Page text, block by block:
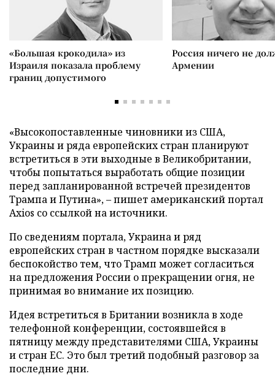
«Большая крокодила» из
Израиля показала проблему
границ допустимого
Россия ничего не
Армении
«Высокопоставленные чиновники из США,
Украины и ряда европейских стран планируют
встретиться в эти выходные в Великобритании,
чтобы попытаться выработать общие позиции
перед запланированной встречей президентов
Трампа и Путина», – пишет американский портал
Axios со ссылкой на источники.
По сведениям портала, Украина и ряд
европейских стран в частном порядке высказали
беспокойство тем, что Трамп может согласиться
на предложения России о прекращении огня, не
принимая во внимание их позицию.
Идея встретиться в Британии возникла в ходе
телефонной конференции, состоявшейся в
пятницу между представителями США, Украины
и стран ЕС. Это был третий подобный разговор за
последние дни.